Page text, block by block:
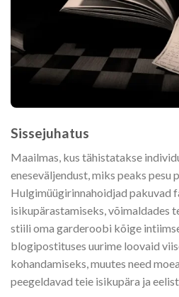
Sissejuhatus
Maailmas, kus tähistatakse
eneseväljendust, miks peaks pesu
Hulgimüügirinnahoidjad pakuvad
isikupärastamiseks, võimaldades
stiili oma garderoobi kõige
blogipostituses uurime loovaid
kohandamiseks, muutes need
peegeldavad teie isikupära ja